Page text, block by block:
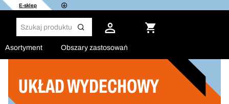
E-sklep
Asortyment Obszary zastosowań
UKŁAD WYDECHOWY
Filtruj